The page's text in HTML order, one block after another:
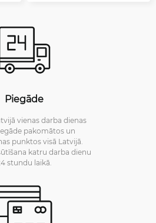
Piegāde
vienas darba dienas
pakomātos un
punktos visā Latvijā.
katru darba dienu
stundu laikā.